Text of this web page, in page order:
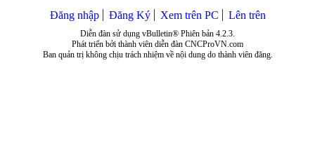
Đăng nhập Đăng Ký Xem trên PC Lên trên
Diễn đàn sử dụng vBulletin® Phiên bản 4.2.3.
Phát triển bởi thành viên diễn đàn CNCProVN.com
Ban quản trị không chịu trách nhiệm về nội dung do thành viên đăng.